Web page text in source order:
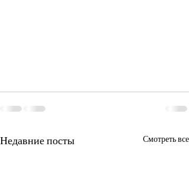
Недавние посты Смотреть все